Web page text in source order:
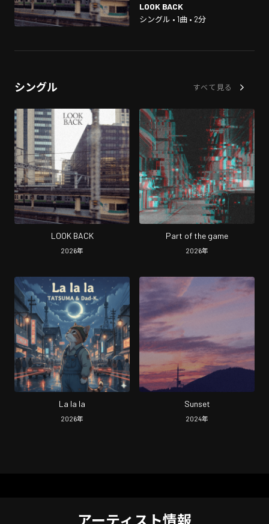
LOOK BACK
シングル • 1曲 • 2分
シングル すべて見る
LOOK BACK
2026年
Part of the game
2026年
La la la
2026年
Sunset
2024年
アーティスト情報